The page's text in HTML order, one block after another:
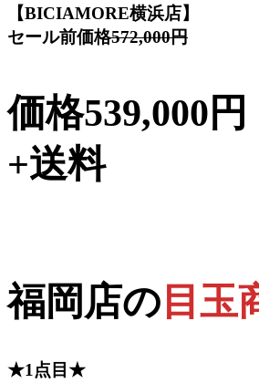
【BICIAMORE横浜店】
セール前価格572,000円
価格539,000円
+送料
福岡店の 目玉
★1点目★